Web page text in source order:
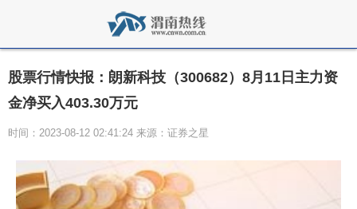
股票行情快报：朗新科技（300682）8月11日主力资
金净买入403.30万元
时间：2023-08-12 02:41:24 来源：证券之星